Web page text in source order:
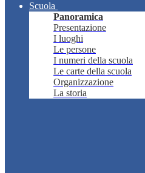
Scuola
Panoramica
Presentazione
I luoghi
Le persone
I numeri della scuola
Le carte della scuola
Organizzazione
La storia